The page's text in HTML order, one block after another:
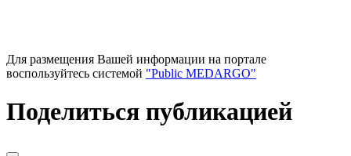
Для размещения Вашей информации на портале
воспользуйтесь системой "Public MEDARGO"
Поделиться публикацией